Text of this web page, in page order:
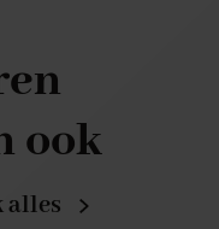
ook
alles